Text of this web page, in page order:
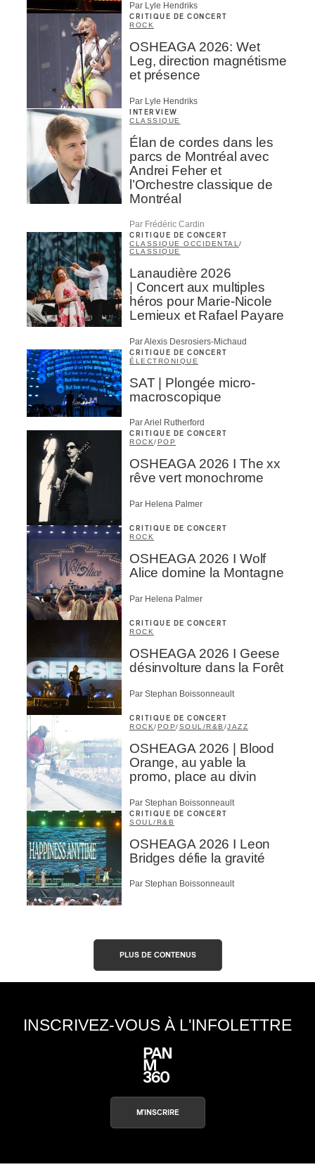
Par Lyle Hendriks
CRITIQUE DE CONCERT
ROCK
OSHEAGA 2026: Wet
Leg, direction magnétisme
et présence
Par Lyle Hendriks
INTERVIEW
CLASSIQUE
Élan de cordes dans les
parcs de Montréal avec
Andrei Feher et
l’Orchestre classique de
Montréal
Par Frédéric Cardin
CRITIQUE DE CONCERT
CLASSIQUE OCCIDENTAL/
CLASSIQUE
Lanaudière 2026
| Concert aux multiples
héros pour Marie-Nicole
Lemieux et Rafael Payare
Par Alexis Desrosiers-Michaud
CRITIQUE DE CONCERT
ÉLECTRONIQUE
SAT | Plongée micro-
macroscopique
Par Ariel Rutherford
CRITIQUE DE CONCERT
ROCK/POP
OSHEAGA 2026 I The xx
rêve vert monochrome
Par Helena Palmer
CRITIQUE DE CONCERT
ROCK
OSHEAGA 2026 I Wolf
Alice domine la Montagne
Par Helena Palmer
CRITIQUE DE CONCERT
ROCK
OSHEAGA 2026 I Geese
désinvolture dans la Forêt
Par Stephan Boissonneault
CRITIQUE DE CONCERT
ROCK/POP/SOUL/R&B /JAZZ
OSHEAGA 2026 | Blood
Orange, au yable la
promo, place au divin
Par Stephan Boissonneault
CRITIQUE DE CONCERT
SOUL/R&B
OSHEAGA 2026 I Leon
Bridges défie la gravité
Par Stephan Boissonneault
PLUS DE CONTENUS
INSCRIVEZ-VOUS À L'INFOLETTRE
M'INSCRIRE